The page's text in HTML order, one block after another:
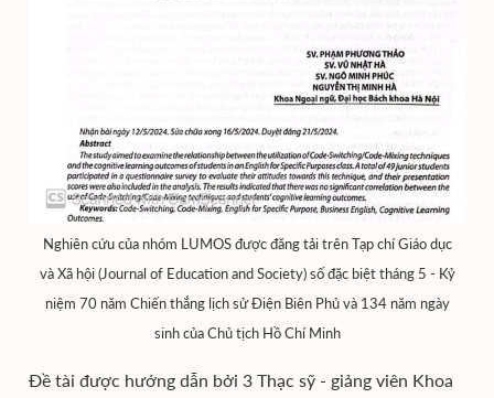
Nghiên cứu của nhóm LUMOS được đăng tải trên Tạp chí Giáo dục
và Xã hội (Journal of Education and Society) số đặc biệt tháng 5 - Kỷ
niệm 70 năm Chiến thắng lịch sử Điện Biên Phủ và 134 năm ngày
sinh của Chủ tịch Hồ Chí Minh
Đề tài được hướng dẫn bởi 3 Thạc sỹ - giảng viên Khoa